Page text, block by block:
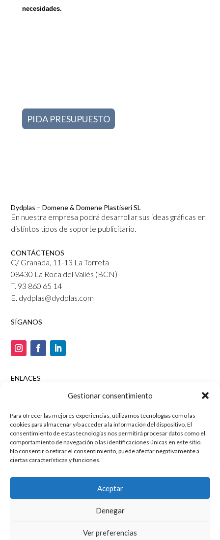
Gestionar consentimiento
Para ofrecer las mejores experiencias, utilizamos tecnologías como las
cookies para almacenar y/o acceder a la información del dispositivo. El
consentimiento de estas tecnologías nos permitirá procesar datos como el
comportamiento de navegación o las identificaciones únicas en este sitio.
No consentir o retirar el consentimiento, puede afectar negativamente a
ciertas características y funciones.
Aceptar
Denegar
Ver preferencias
necesidades.
PIDA PRESUPUESTO
Dydplas – Domene & Domene Plastiseri SL
En nuestra empresa podrá desarrollar sus ideas gráficas en
distintos tipos de soporte publicitario.
CONTÁCTENOS
C/ Granada, 11-13 La Torreta
08430 La Roca del Vallès (BCN)
T. 93 860 65 14
E. dydplas@dydplas.com
SÍGANOS
ENLACES
Política de privacidad
Política de cookies
Marketing digital y posicionamiento porAgencia SEO
Mussara.com